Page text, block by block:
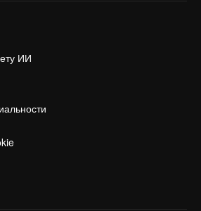
ИИ